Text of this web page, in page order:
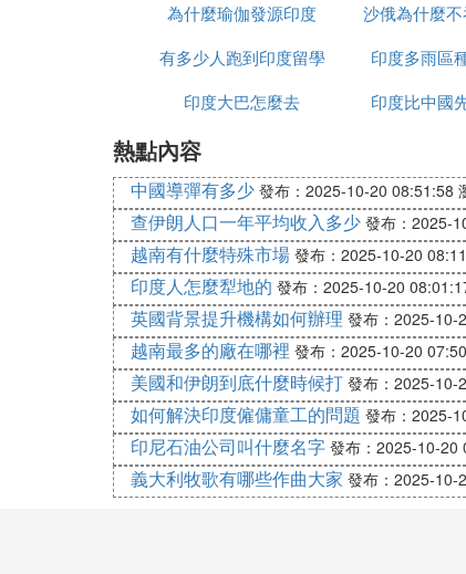
品種
：口感軟糯，適合煮飯、煮粥。常
：顆粒細長，口感鬆散，適合炒飯
糯米：黏性強，適合做粽子、年糕等。
2.產地
東北大米：如五常大米、盤錦大米，因
泰國香米：香味濃郁，適合喜歡香氣的
日本大米：如越光米，口感細膩，價格
3.外觀
顆粒飽滿：優質大米顆粒飽滿、均勻，
色澤光亮：米粒表面有光澤，顏色均勻
透明度高：米粒透明度高，說明澱粉含
4.氣味
為什麼瑜伽發源印度
沙俄為什麼
有多少人跑到印度留學
印度多雨區
印度大巴怎麼去
印度比中國
熱點內容
中國導彈有多少 發布：2025-10-20 08:51:58
查伊朗人口一年平均收入多少 發布：2025-
越南有什麼特殊市場 發布：2025-10-20
印度人怎麼犁地的 發布：2025-10-20
英國背景提升機構如何辦理 發布：2025-10-
越南最多的廠在哪裡 發布：2025-10-20
美國和伊朗到底什麼時候打 發布：2025-10-
如何解決印度僱傭童工的問題 發布：2025-
印尼石油公司叫什麼名字 發布：2025-10-20
義大利牧歌有哪些作曲大家 發布：2025-10-